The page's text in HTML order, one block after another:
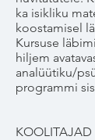
ka isikliku
koostamisel
Kursuse
hiljem
analüütiku/
programmi
KOOLITAJAD